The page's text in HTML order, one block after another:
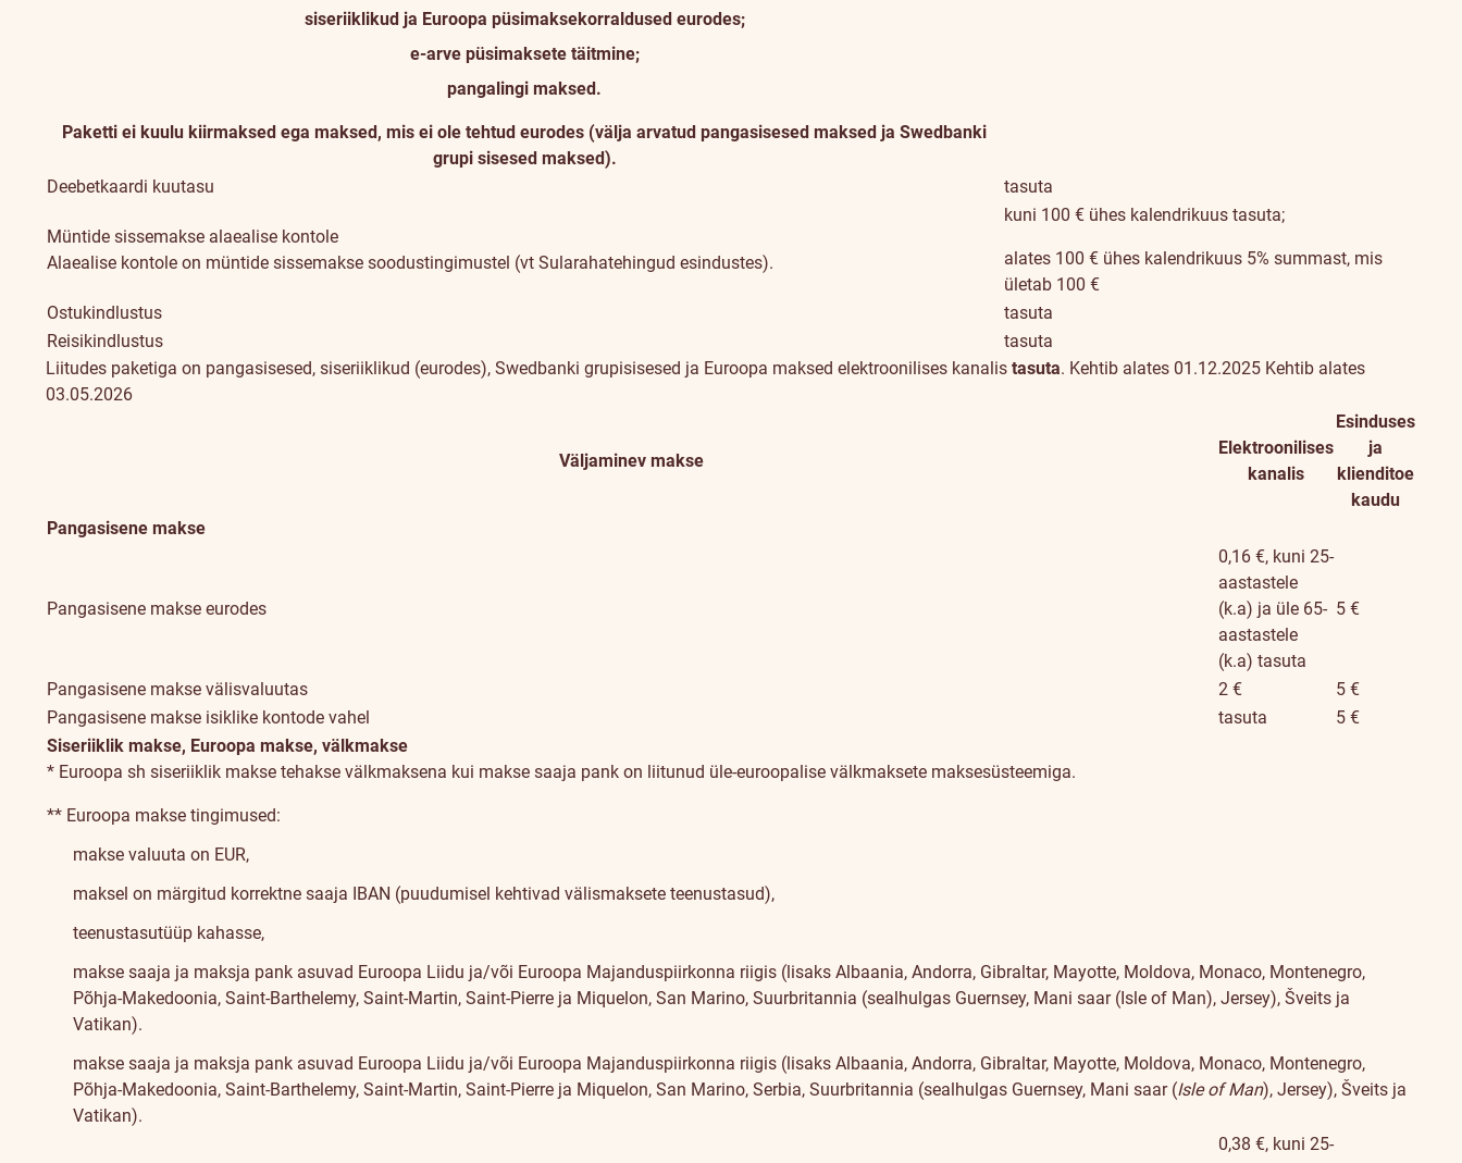
siseriiklikud ja Euroopa püsimaksekorraldused eurodes;
e-arve püsimaksete täitmine;
pangalingi maksed.
Paketti ei kuulu kiirmaksed ega maksed, mis ei ole tehtud eurodes (välja arvatud pangasisesed maksed ja Swedbanki
grupi sisesed maksed).
Deebetkaardi kuutasu tasuta
Müntide sissemakse alaealise kontole
Alaealise kontole on müntide sissemakse soodustingimustel (vt Sularahatehingud esindustes).
kuni 100 € ühes kalendrikuus tasuta;
alates 100 € ühes kalendrikuus 5% summast, mis
ületab 100 €
Ostukindlustus
tasuta
Reisikindlustus
tasuta
Liitudes paketiga on pangasisesed, siseriiklikud (eurodes), Swedbanki grupisisesed ja Euroopa maksed elektroonilises kanalis tasuta. Kehtib alates 01.12.2025 Kehtib alates
03.05.2026
Väljaminev makse
Elektroonilises
kanalis
Esinduses
ja
klienditoe
kaudu
Pangasisene makse
Pangasisene makse eurodes
0,16 €, kuni 25-
aastastele
(k.a) ja üle 65-
aastastele
(k.a) tasuta
5 €
Pangasisene makse välisvaluutas 2 €
5 €
Pangasisene makse isiklike kontode vahel
tasuta
5 €
Siseriiklik makse, Euroopa makse, välkmakse
* Euroopa sh siseriiklik makse tehakse välkmaksena kui makse saaja pank on liitunud üle-euroopalise välkmaksete maksesüsteemiga.
** Euroopa makse tingimused:
makse valuuta on EUR,
maksel on märgitud korrektne saaja IBAN (puudumisel kehtivad välismaksete teenustasud),
teenustasutüüp kahasse,
makse saaja ja maksja pank asuvad Euroopa Liidu ja/või Euroopa Majanduspiirkonna riigis (lisaks Albaania, Andorra, Gibraltar, Mayotte, Moldova, Monaco, Montenegro,
Põhja-Makedoonia, Saint-Barthelemy, Saint-Martin, Saint-Pierre ja Miquelon, San Marino, Suurbritannia (sealhulgas Guernsey, Mani saar (Isle of Man), Jersey), Šveits ja
Vatikan).
makse saaja ja maksja pank asuvad Euroopa Liidu ja/või Euroopa Majanduspiirkonna riigis (lisaks Albaania, Andorra, Gibraltar, Mayotte, Moldova, Monaco, Montenegro,
Põhja-Makedoonia, Saint-Barthelemy, Saint-Martin, Saint-Pierre ja Miquelon, San Marino, Serbia, Suurbritannia (sealhulgas Guernsey, Mani saar (Isle of Man), Jersey), Šveits ja
Vatikan).
0,38 €, kuni 25-